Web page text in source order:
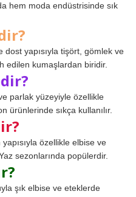
hem moda endüstrisinde sık
yapısıyla tişört, gömlek ve
edilen kumaşlardan biridir.
parlak yüzeyiyle özellikle
ürünlerinde sıkça kullanılır.
özellikle elbise ve
sezonlarında popülerdir.
şık elbise ve eteklerde